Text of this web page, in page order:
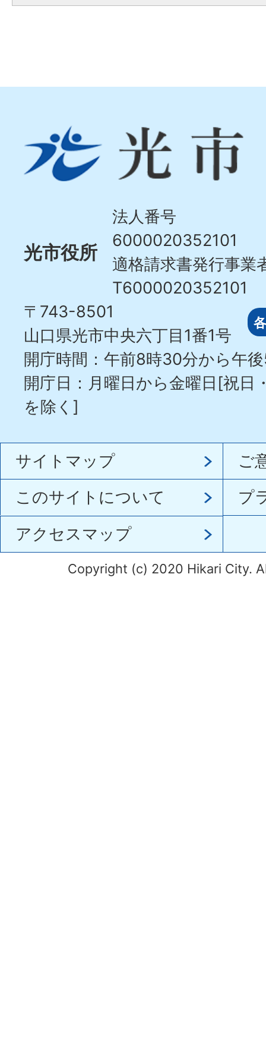
市
Hikari
光市役所
法人番号
6000020352101
適格請求書発行事業
T6000020352101
〒743-8501
山口県光市中央六丁目1番1号
開庁時間：午前8時30分から午
開庁日：月曜日から金曜日[祝日
を除く]
サイトマップ
ご
このサイトについて
プ
アクセスマップ
Copyright (c) 2020 Hikari City.